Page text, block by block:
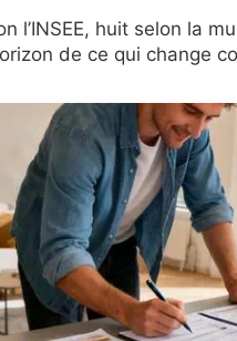
l’INSEE, huit selon la
de ce qui change